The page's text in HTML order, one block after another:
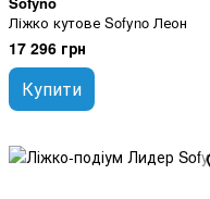
Ліжко кутове Sofyno Леон
17 296 грн
Купити